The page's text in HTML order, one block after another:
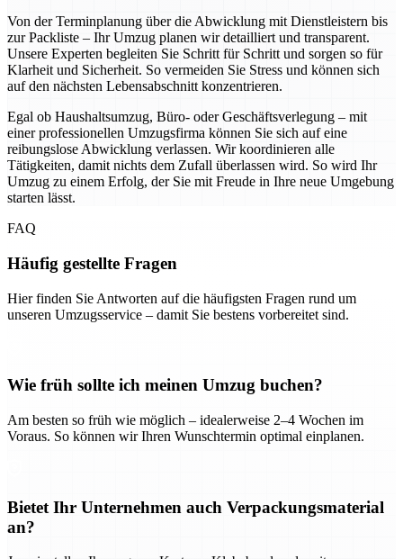
Von der Terminplanung über die Abwicklung mit Dienstleistern bis
zur Packliste – Ihr Umzug planen wir detailliert und transparent.
Unsere Experten begleiten Sie Schritt für Schritt und sorgen so für
Klarheit und Sicherheit. So vermeiden Sie Stress und können sich
auf den nächsten Lebensabschnitt konzentrieren.
Egal ob Haushaltsumzug, Büro- oder Geschäftsverlegung – mit
einer professionellen Umzugsfirma können Sie sich auf eine
reibungslose Abwicklung verlassen. Wir koordinieren alle
Tätigkeiten, damit nichts dem Zufall überlassen wird. So wird Ihr
Umzug zu einem Erfolg, der Sie mit Freude in Ihre neue Umgebung
starten lässt.
FAQ
Häufig gestellte Fragen
Hier finden Sie Antworten auf die häufigsten Fragen rund um
unseren Umzugsservice – damit Sie bestens vorbereitet sind.
Wie früh sollte ich meinen Umzug buchen?
Am besten so früh wie möglich – idealerweise 2–4 Wochen im
Voraus. So können wir Ihren Wunschtermin optimal einplanen.
Bietet Ihr Unternehmen auch Verpackungsmaterial
an?